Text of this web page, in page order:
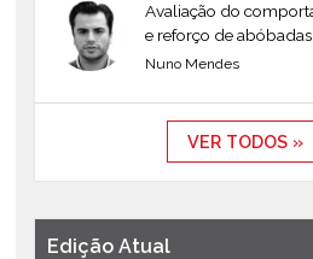
Avaliação do
e reforço de abóbadas
Nuno Mendes
VER TODOS »
Edição Atual